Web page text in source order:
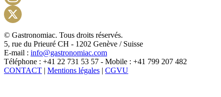
X
© Gastronomiac. Tous droits réservés.
5, rue du Prieuré CH - 1202 Genève / Suisse
E-mail : info@gastronomiac.com
Téléphone : +41 22 731 53 57 - Mobile : +41 799 207 482
CONTACT | Mentions légales | CGVU